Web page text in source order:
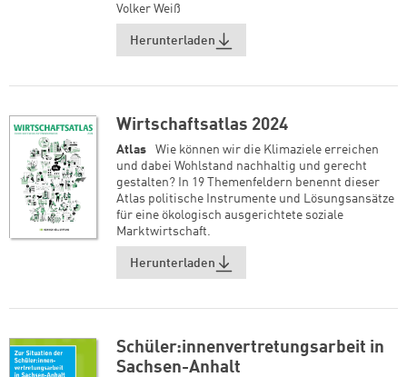
Volker Weiß
Herunterladen
Wirtschaftsatlas 2024
Atlas
Wie können wir die Klimaziele erreichen
und dabei Wohlstand nachhaltig und gerecht
gestalten? In 19 Themenfeldern benennt dieser
Atlas politische Instrumente und Lösungsansätze
für eine ökologisch ausgerichtete soziale
Marktwirtschaft.
Herunterladen
Schüler:innenvertretungsarbeit in
Sachsen-Anhalt